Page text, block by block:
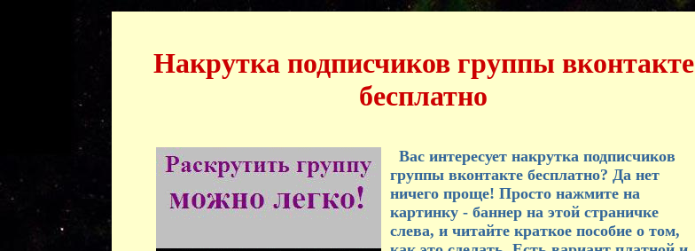
Накрутка подписчиков группы вконтакте
бесплатно
Вас интересует накрутка подписчиков
группы вконтакте бесплатно? Да нет
ничего проще! Просто нажмите на
картинку - баннер на этой страничке
слева, и читайте краткое пособие о том,